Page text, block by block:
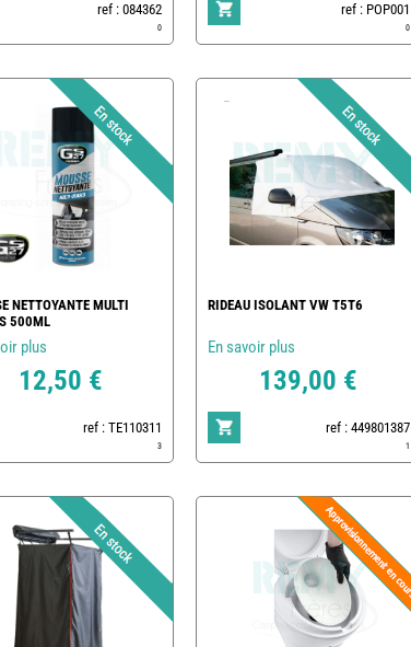
ref : 084362
0
ref : POP001
0
NETTOYANTE MULTI
500ML
plus
12,50 €
ref : TE110311
3
RIDEAU ISOLANT VW T5T6
En savoir plus
139,00 €
ref : 449801387
1